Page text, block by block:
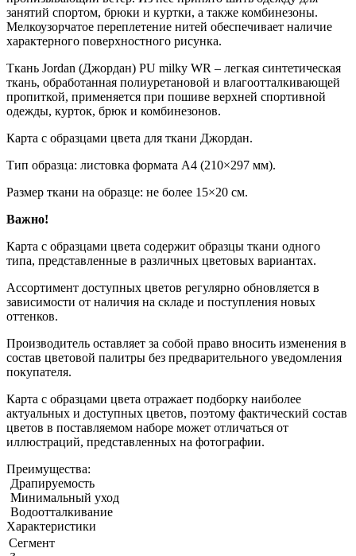
занятий спортом, брюки и куртки, а также комбинезоны.
Мелкоузорчатое переплетение нитей обеспечивает наличие
характерного поверхностного рисунка.
Ткань Jordan (Джордан) PU milky WR – легкая синтетическая
ткань, обработанная полиуретановой и влагоотталкивающей
пропиткой, применяется при пошиве верхней спортивной
одежды, курток, брюк и комбинезонов.
Карта с образцами цвета для ткани Джордан.
Тип образца: листовка формата А4 (210×297 мм).
Размер ткани на образце: не более 15×20 см.
Важно!
Карта с образцами цвета содержит образцы ткани одного
типа, представленные в различных цветовых вариантах.
Ассортимент доступных цветов регулярно обновляется в
зависимости от наличия на складе и поступления новых
оттенков.
Производитель оставляет за собой право вносить изменения в
состав цветовой палитры без предварительного уведомления
покупателя.
Карта с образцами цвета отражает подборку наиболее
актуальных и доступных цветов, поэтому фактический состав
цветов в поставляемом наборе может отличаться от
иллюстраций, представленных на фотографии.
Преимущества:
Драпируемость
Минимальный уход
Водоотталкивание
Характеристики
Сегмент